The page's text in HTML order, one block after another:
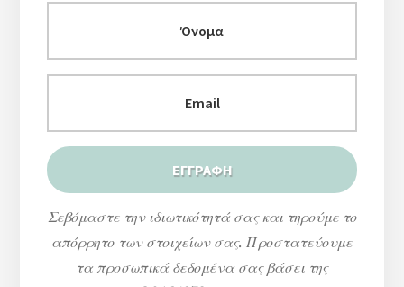
Σεβόμαστε την ιδιωτικότητά σας και τηρούμε το
απόρρητο των στοιχείων σας. Προστατεύουμε
τα προσωπικά δεδομένα σας βάσει της